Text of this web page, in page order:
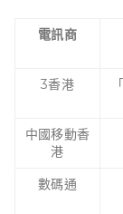
電訊商
3香港
中國移動香
港
數碼通